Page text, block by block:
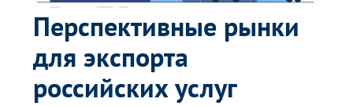
Перспективные рынки
для экспорта
российских услуг